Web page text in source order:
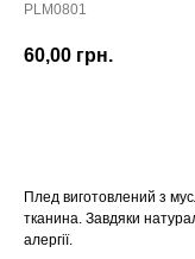
PLM0801
60,00 грн.
Плед виготовлений з
тканина. Завдяки
алергії.